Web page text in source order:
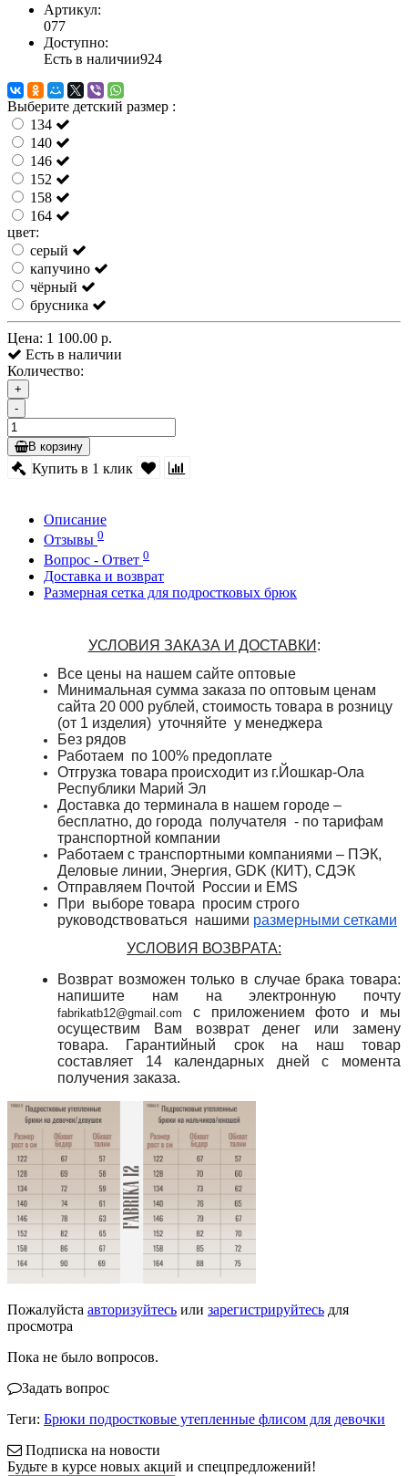
Артикул:
077
Доступно:
Есть в наличии924
Выберите детский размер :
134
140
146
152
158
164
цвет:
серый
капучино
чёрный
брусника
Цена: 1 100.00 р.
Есть в наличии
Количество:
+
-
В корзину
Купить в 1 клик
Описание
Отзывы 0
Вопрос - Ответ 0
Доставка и возврат
Размерная сетка для подростковых брюк
УСЛОВИЯ ЗАКАЗА И ДОСТАВКИ :
Все цены на нашем сайте оптовые
Минимальная сумма заказа по оптовым ценам
сайта 20 000 рублей, стоимость товара в розницу
(от 1 изделия) уточняйте у менеджера
Без рядов
Работаем по 100% предоплате
Отгрузка товара происходит из г.Йошкар-Ола
Республики Марий Эл
Доставка до терминала в нашем городе –
бесплатно, до города получателя - по тарифам
транспортной компании
Работаем с транспортными компаниями – ПЭК,
Деловые линии, Энергия, GDK (КИТ), СДЭК
Отправляем Почтой России и EMS
При выборе товара просим строго
руководствоваться нашими размерными сетками
УСЛОВИЯ ВОЗВРАТА:
Возврат возможен только в случае брака товара:
напишите нам на электронную почту
fabrikatb12@gmail.com
с приложением фото и мы
осуществим Вам возврат денег или замену
товара. Гарантийный срок на наш товар
составляет 14 календарных дней с момента
получения заказа.
Пожалуйста авторизуйтесь или зарегистрируйтесь для
просмотра
Пока не было вопросов.
Задать вопрос
Теги: Брюки подростковые утепленные флисом для девочки
Подписка на новости
Будьте в курсе новых акций и спецпредложений!